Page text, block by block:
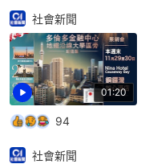
01:20
社會新聞
94
社會新聞